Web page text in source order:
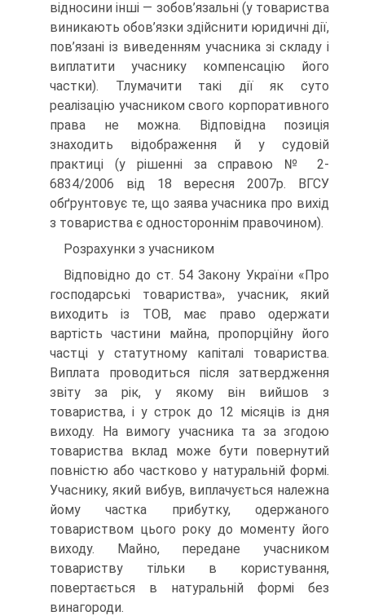
відносини інші — зобов’язальні (у товариства
виникають обов’язки здійснити юридичні дії,
пов’язані із виведенням учасника зі складу і
виплатити учаснику компенсацію його
частки). Тлумачити такі дії як суто
реалізацію учасником свого корпоративного
права не можна. Відповідна позиція
знаходить відображення й у судовій
практиці (у рішенні за справою № 2-
6834/2006 від 18 вересня 2007р. ВГСУ
обґрунтовує те, що заява учасника про вихід
з товариства є одностороннім правочином).
Розрахунки з учасником
Відповідно до ст. 54 Закону України «Про
господарські товариства», учасник, який
виходить із ТОВ, має право одержати
вартість частини майна, пропорційну його
частці у статутному капіталі товариства.
Виплата проводиться після затвердження
звіту за рік, у якому він вийшов з
товариства, і у строк до 12 місяців із дня
виходу. На вимогу учасника та за згодою
товариства вклад може бути повернутий
повністю або частково у натуральній формі.
Учаснику, який вибув, виплачується належна
йому частка прибутку, одержаного
товариством цього року до моменту його
виходу. Майно, передане учасником
товариству тільки в користування,
повертається в натуральній формі без
винагороди.